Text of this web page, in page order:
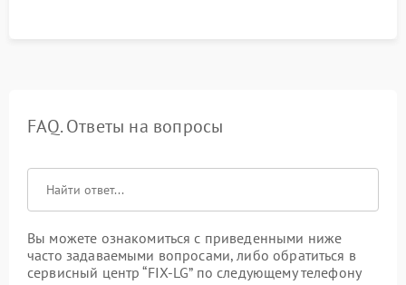
FAQ. Ответы на вопросы
Вы можете ознакомиться с приведенными ниже
часто задаваемыми вопросами, либо обратиться в
сервисный центр “FIX-LG” по следующему телефону